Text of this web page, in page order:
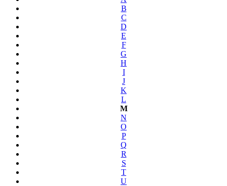
B
C
D
E
F
G
H
I
J
K
L
M
N
O
P
Q
R
S
T
U